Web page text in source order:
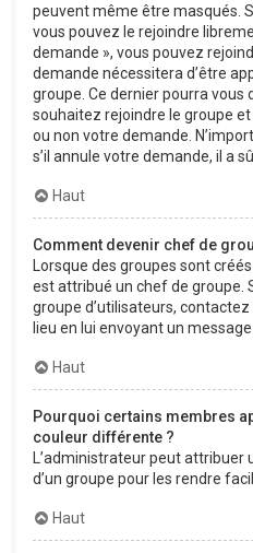
peuvent même être masqués.
vous pouvez le rejoindre
demande », vous pouvez
demande nécessitera d’être
groupe. Ce dernier pourra vous
souhaitez rejoindre le groupe et
ou non votre demande.
s’il annule votre demande, il a
Haut
Comment devenir chef de
Lorsque des groupes sont
est attribué un chef de groupe.
groupe d’utilisateurs,
lieu en lui envoyant un message
Haut
Pourquoi certains membres
couleur différente ?
L’administrateur peut
d’un groupe pour les rendre
Haut